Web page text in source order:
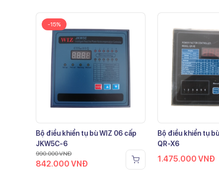
-15%
Bộ điều khiển tụ bù WIZ 06 cấp
JKW5C-6
990.000VNĐ
842.000 VNĐ
Bộ điều khiển tụ
QR-X6
1.475.000 VNĐ